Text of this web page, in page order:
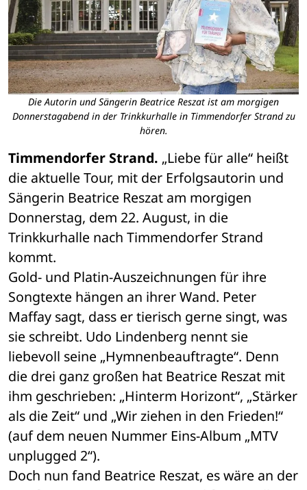
Die Autorin und Sängerin Beatrice Reszat ist am morgigen
Donnerstagabend in der Trinkkurhalle in Timmendorfer Strand zu
hören.
Timmendorfer Strand. „Liebe für alle“ heißt
die aktuelle Tour, mit der Erfolgsautorin und
Sängerin Beatrice Reszat am morgigen
Donnerstag, dem 22. August, in die
Trinkkurhalle nach Timmendorfer Strand
kommt.
Gold- und Platin-Auszeichnungen für ihre
Songtexte hängen an ihrer Wand. Peter
Maffay sagt, dass er tierisch gerne singt, was
sie schreibt. Udo Lindenberg nennt sie
liebevoll seine „Hymnenbeauftragte“. Denn
die drei ganz großen hat Beatrice Reszat mit
ihm geschrieben: „Hinterm Horizont“, „Stärker
als die Zeit“ und „Wir ziehen in den Frieden!“
(auf dem neuen Nummer Eins-Album „MTV
unplugged 2“).
Doch nun fand Beatrice Reszat, es wäre an der